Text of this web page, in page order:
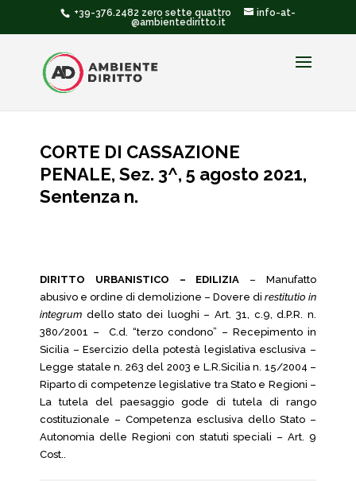
+39-376.2482 zero sette quattro
info-at-
@ambientediritto.it
CORTE DI CASSAZIONE
PENALE, Sez. 3^, 5 agosto 2021,
Sentenza n.
DIRITTO URBANISTICO – EDILIZIA – Manufatto
abusivo e ordine di demolizione – Dovere di restitutio in
integrum dello stato dei luoghi – Art. 31, c.9, d.P.R. n.
380/2001 – C.d. “terzo condono” – Recepimento in
Sicilia – Esercizio della potestà legislativa esclusiva –
Legge statale n. 263 del 2003 e L.R.Sicilia n. 15/2004 –
Riparto di competenze legislative tra Stato e Regioni –
La tutela del paesaggio gode di tutela di rango
costituzionale – Competenza esclusiva dello Stato –
Autonomia delle Regioni con statuti speciali – Art. 9
Cost..